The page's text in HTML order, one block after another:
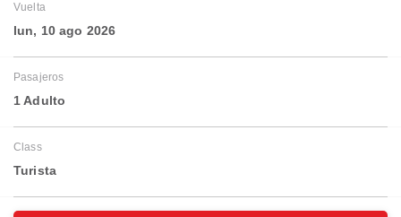
Vuelta
lun, 10 ago 2026
Pasajeros
1 Adulto
Class
Turista